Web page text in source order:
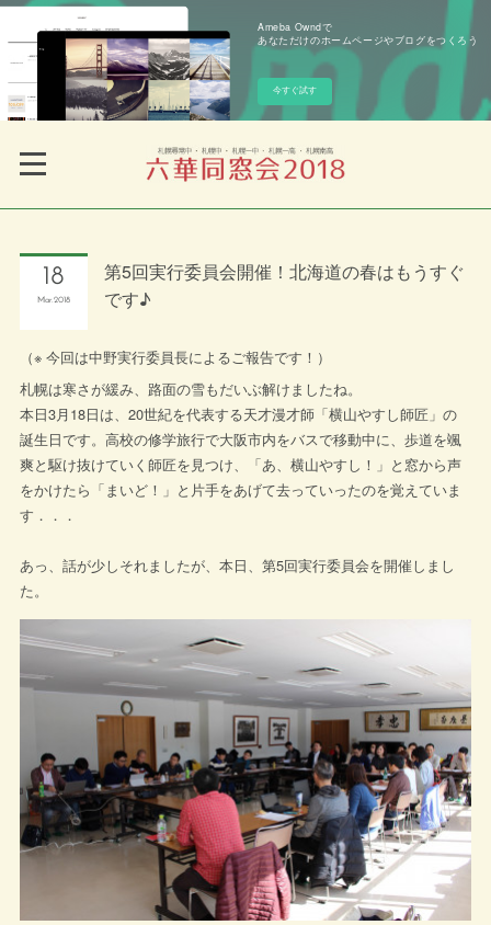
Ameba Owndで
あなただけのホームページやブログをつくろう
今すぐ試す
18
Mar 2018
第5回実行委員会開催！北海道の春はもうすぐ
です♪
（※ 今回は中野実行委員長によるご報告です！）
札幌は寒さが緩み、路面の雪もだいぶ解けましたね。
本日3月18日は、20世紀を代表する天才漫才師「横山やすし師匠」の
誕生日です。高校の修学旅行で大阪市内をバスで移動中に、歩道を颯
爽と駆け抜けていく師匠を見つけ、「あ、横山やすし！」と窓から声
をかけたら「まいど！」と片手をあげて去っていったのを覚えていま
す．．．
あっ、話が少しそれましたが、本日、第5回実行委員会を開催しまし
た。